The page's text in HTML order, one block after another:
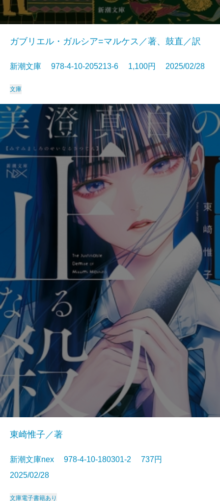
ガブリエル・ガルシア=マルケス／著、鼓直／訳
新潮文庫 978-4-10-205213-6 1,100円 2025/02/28
文庫
東崎惟子／著
新潮文庫nex 978-4-10-180301-2 737円
2025/02/28
文庫電子書籍あり